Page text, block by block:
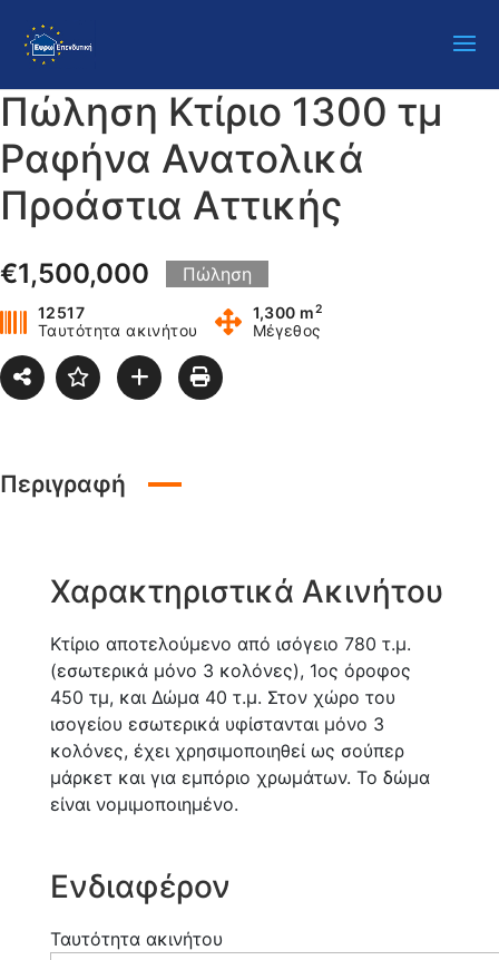
Πώληση Κτίριο 1300 τμ
Ραφήνα Ανατολικά
Προάστια Αττικής
€1,500,000 Πώληση
12517
Ταυτότητα ακινήτου
1,300 m2
Μέγεθος
Περιγραφή
Χαρακτηριστικά Ακινήτου
Κτίριο αποτελούμενο από ισόγειο 780 τ.μ.
(εσωτερικά μόνο 3 κολόνες), 1ος όροφος
450 τμ, και Δώμα 40 τ.μ. Στον χώρο του
ισογείου εσωτερικά υφίστανται μόνο 3
κολόνες, έχει χρησιμοποιηθεί ως σούπερ
μάρκετ και για εμπόριο χρωμάτων. Το δώμα
είναι νομιμοποιημένο.
Ενδιαφέρον
Ταυτότητα ακινήτου